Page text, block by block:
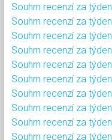
Souhrn recenzí za
Souhrn recenzí za týden
Souhrn recenzí za týden
Souhrn recenzí za
Souhrn recenzí za
Souhrn recenzí za týden
Souhrn recenzí za týden
Souhrn recenzí za
Souhrn recenzí za
Souhrn recenzí za týden